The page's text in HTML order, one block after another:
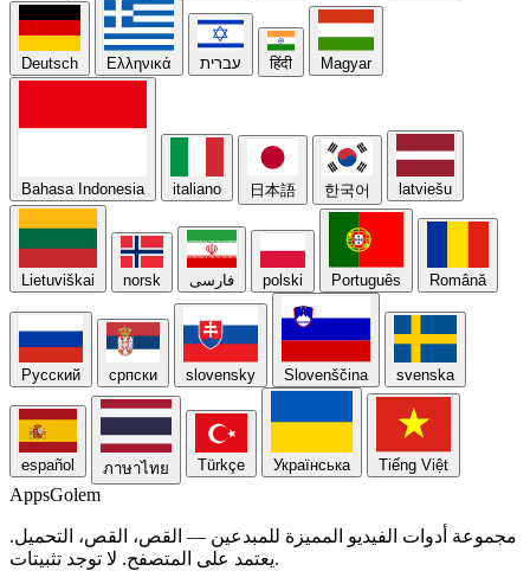
Deutsch Ελληνικά עברית हिंदी Magyar
Bahasa Indonesia italiano 日本語 한국어 latviešu
Lietuviškai norsk فارسی polski Português Română
Русский српски slovensky Slovenščina svenska
español ภาษาไทย Türkçe Українська Tiếng Việt
AppsGolem
مجموعة أدوات الفيديو المميزة للمبدعين — القص، القص، التحميل.
يعتمد على المتصفح. لا توجد تثبيتات.